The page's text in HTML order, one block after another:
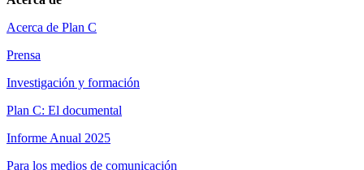
Acerca de Plan C
Prensa
Investigación y formación
Plan C: El documental
Informe Anual 2025
Para los medios de comunicación